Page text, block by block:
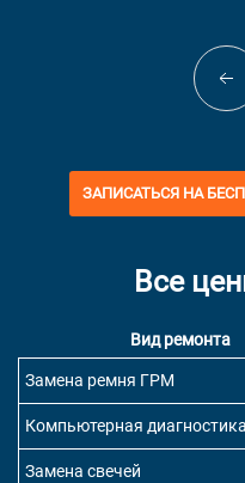
ЗАПИСАТЬСЯ НА
Все
Вид ремонта
Замена ремня ГРМ
Компьютерная диагностика
Замена свечей